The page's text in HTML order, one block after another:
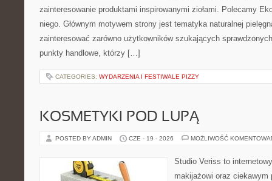
zainteresowanie produktami inspirowanymi ziołami. Polecamy
niego. Głównym motywem strony jest tematyka naturalnej
zainteresować zarówno użytkowników szukających
punkty handlowe, którzy […]
CATEGORIES: WYDARZENIA I FESTIWALE PIZZY
KOSMETYKI POD LUPĄ
POSTED BY ADMIN CZE - 19 - 2026 MOŻLIWOŚĆ
Studio Veriss to
makijażowi oraz ciekawym